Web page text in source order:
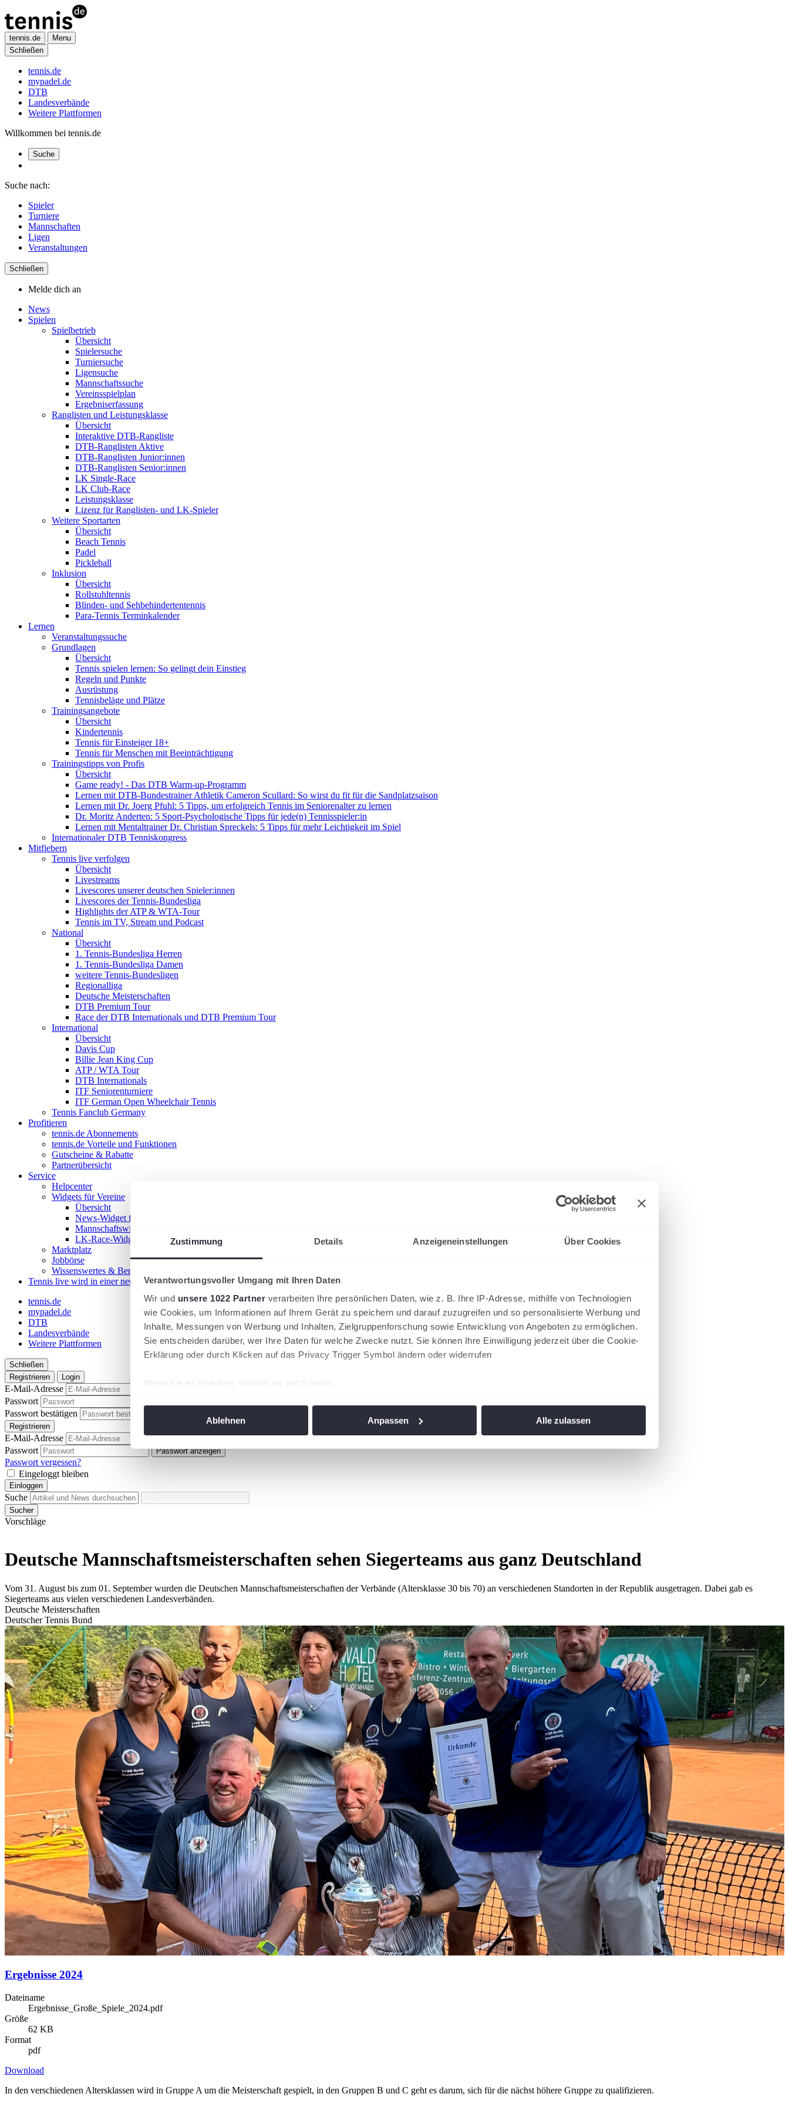
Zustimmung Details Anzeigeneinstellungen Über Cookies
Verantwortungsvoller Umgang mit Ihren Daten
Wir und unsere 1022 Partner verarbeiten Ihre persönlichen Daten, wie z. B. Ihre IP-Adresse, mithilfe von Technologien
wie Cookies, um Informationen auf Ihrem Gerät zu speichern und darauf zuzugreifen und so personalisierte Werbung und
Inhalte, Messungen von Werbung und Inhalten, Zielgruppenforschung sowie Entwicklung von Angeboten zu ermöglichen.
Sie entscheiden darüber, wer Ihre Daten für welche Zwecke nutzt. Sie können Ihre Einwilligung jederzeit über die Cookie-
Erklärung oder durch Klicken auf das Privacy Trigger Symbol ändern oder widerrufen
Wenn Sie es erlauben, würden wir auch gerne:
Ablehnen Anpassen Alle zulassen
tennis.de
Menu
Schließen
tennis.de
mypadel.de
DTB
Landesverbände
Weitere Plattformen
Willkommen bei tennis.de
Suche
Suche nach:
Spieler
Turniere
Mannschaften
Ligen
Veranstaltungen
Schließen
Melde dich an
News
Spielen
Spielbetrieb
Übersicht
Spielersuche
Turniersuche
Ligensuche
Mannschaftssuche
Vereinsspielplan
Ergebniserfassung
Ranglisten und Leistungsklasse
Übersicht
Interaktive DTB-Rangliste
DTB-Ranglisten Aktive
DTB-Ranglisten Junior:innen
DTB-Ranglisten Senior:innen
LK Single-Race
LK Club-Race
Leistungsklasse
Lizenz für Ranglisten- und LK-Spieler
Weitere Sportarten
Übersicht
Beach Tennis
Padel
Pickleball
Inklusion
Übersicht
Rollstuhltennis
Blinden- und Sehbehindertentennis
Para-Tennis Terminkalender
Lernen
Veranstaltungssuche
Grundlagen
Übersicht
Tennis spielen lernen: So gelingt dein Einstieg
Regeln und Punkte
Ausrüstung
Tennisbeläge und Plätze
Trainingsangebote
Übersicht
Kindertennis
Tennis für Einsteiger 18+
Tennis für Menschen mit Beeinträchtigung
Trainingstipps von Profis
Übersicht
Game ready! - Das DTB Warm-up-Programm
Lernen mit DTB-Bundestrainer Athletik Cameron Scullard: So wirst du fit für die Sandplatzsaison
Lernen mit Dr. Joerg Pfuhl: 5 Tipps, um erfolgreich Tennis im Seniorenalter zu lernen
Dr. Moritz Anderten: 5 Sport-Psychologische Tipps für jede(n) Tennisspieler:in
Lernen mit Mentaltrainer Dr. Christian Spreckels: 5 Tipps für mehr Leichtigkeit im Spiel
Internationaler DTB Tenniskongress
Mitfiebern
Tennis live verfolgen
Übersicht
Livestreams
Livescores unserer deutschen Spieler:innen
Livescores der Tennis-Bundesliga
Highlights der ATP & WTA-Tour
Tennis im TV, Stream und Podcast
National
Übersicht
1. Tennis-Bundesliga Herren
1. Tennis-Bundesliga Damen
weitere Tennis-Bundesligen
Regionalliga
Deutsche Meisterschaften
DTB Premium Tour
Race der DTB Internationals und DTB Premium Tour
International
Übersicht
Davis Cup
Billie Jean King Cup
ATP / WTA Tour
DTB Internationals
ITF Seniorenturniere
ITF German Open Wheelchair Tennis
Tennis Fanclub Germany
Profitieren
tennis.de Abonnements
tennis.de Vorteile und Funktionen
Gutscheine & Rabatte
Partnerübersicht
Service
Helpcenter
Widgets für Vereine
Übersicht
News-Widget für Vereine
Mannschaftswidget für Vereine
LK-Race-Widget für Vereine
Marktplatz
Jobbörse
Wissenswertes & Beratung
Tennis live wird in einer neuen Registerkarte geöffnet
tennis.de
mypadel.de
DTB
Landesverbände
Weitere Plattformen
Schließen
Registrieren
Login
E-Mail-Adresse
Passwort
Passwort bestätigen
Registrieren
E-Mail-Adresse
Passwort
Passwort anzeigen
Passwort vergessen?
Eingeloggt bleiben
Einloggen
Suche
Sucher
Vorschläge
Deutsche Mannschaftsmeisterschaften sehen Siegerteams aus ganz Deutschland
Vom 31. August bis zum 01. September wurden die Deutschen Mannschaftsmeisterschaften der Verbände (Altersklasse 30 bis 70) an verschiedenen Standorten in der Republik ausgetragen. Dabei gab es
Siegerteams aus vielen verschiedenen Landesverbänden.
Deutsche Meisterschaften
Deutscher Tennis Bund
Ergebnisse 2024
Dateiname
Ergebnisse_Große_Spiele_2024.pdf
Größe
62 KB
Format
pdf
Download
In den verschiedenen Altersklassen wird in Gruppe A um die Meisterschaft gespielt, in den Gruppen B und C geht es darum, sich für die nächst höhere Gruppe zu qualifizieren.